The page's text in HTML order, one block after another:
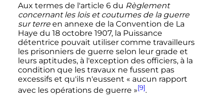
Aux termes de l'article 6 du Règlement
concernant les lois et coutumes de la guerre
sur terreen annexe de la Convention de La
Haye du 18 octobre 1907, la Puissance
détentrice pouvait utiliser comme travailleurs
les prisonniers de guerre selon leur grade et
leurs aptitudes, à l'exception des officiers, à la
condition que les travaux ne fussent pas
excessifs et qu'ils n'eussent « aucun rapport
avec les opérations de guerre »[9].